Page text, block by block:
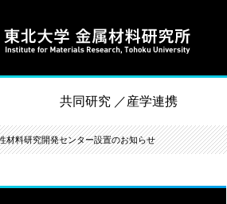
共同研究 ／産学連携
料研究開発センター設置のお知らせ